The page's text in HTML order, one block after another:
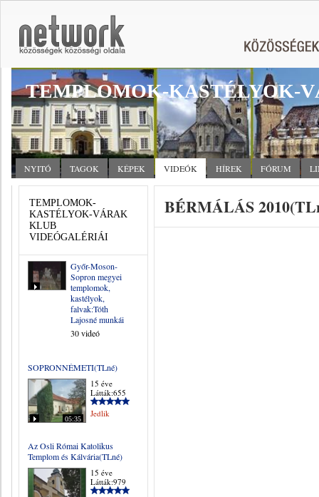
TEMPLOMOK-KASTÉLYOK-
NYITÓ TAGOK KÉPEK VIDEÓK HÍREK FÓRUM
TEMPLOMOK-
KASTÉLYOK-VÁRAK
KLUB
VIDEÓGALÉRIÁI
Győr-Moson-
Sopron megyei
templomok,
kastélyok,
falvak:Tóth
Lajosné munkái
30 videó
SOPRONNÉMETI(TLné)
05:35
15 éve
Látták:655
Jedlik
Az Osli Római Katolikus
Templom és Kálvária(TLné)
15 éve
Látták:979
BÉRMÁLÁS